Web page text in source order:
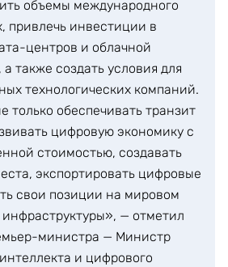
объемы международного
привлечь инвестиции в
центров и облачной
также создать условия для
технологических компаний.
только обеспечивать транзит
цифровую экономику с
стоимостью, создавать
экспортировать цифровые
свои позиции на мировом
— отметил
министра — Министр
и цифрового